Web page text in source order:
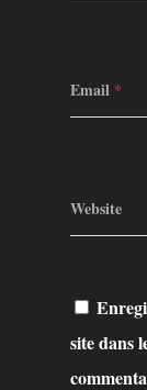
Email *
Website
site dans